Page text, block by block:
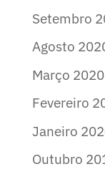
Setembro
Agosto
Março 2020
Fevereiro
Janeiro
Outubro